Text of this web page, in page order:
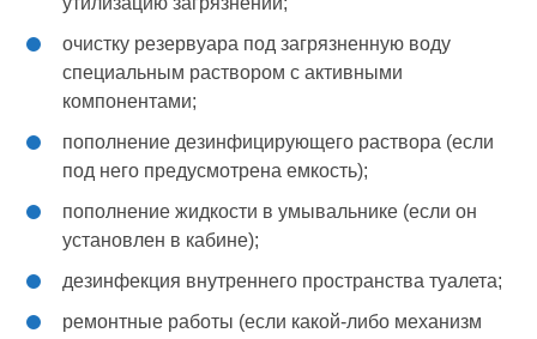
очистку резервуара под загрязненную воду
специальным раствором с активными
компонентами;
пополнение дезинфицирующего раствора (если
под него предусмотрена емкость);
пополнение жидкости в умывальнике (если он
установлен в кабине);
дезинфекция внутреннего пространства туалета;
ремонтные работы (если какой-либо механизм